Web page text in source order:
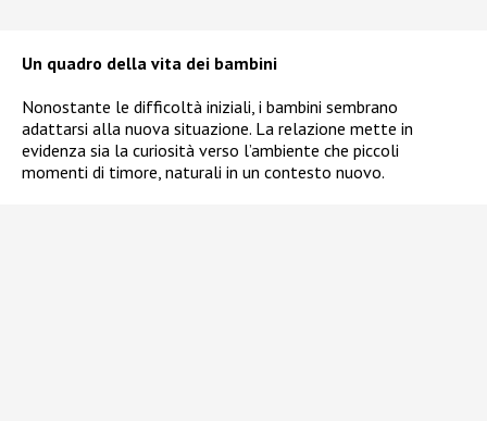
Un quadro della vita dei bambini
Nonostante le difficoltà iniziali, i bambini sembrano
adattarsi alla nuova situazione. La relazione mette in
evidenza sia la curiosità verso l’ambiente che piccoli
momenti di timore, naturali in un contesto nuovo.